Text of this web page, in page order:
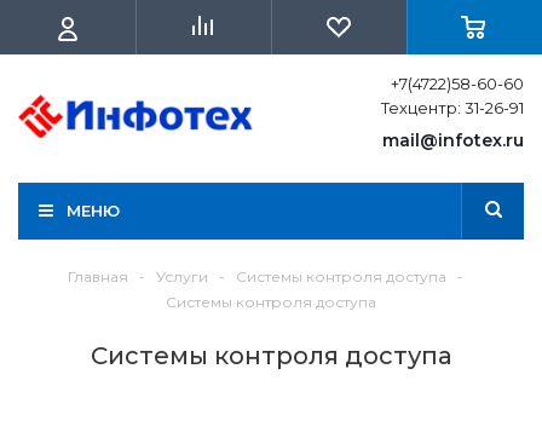
+7(4722)58-60-60
Техцентр: 31-26-91
mail@infotex.ru
МЕНЮ
Главная - Услуги - Системы контроля доступа
-
Системы контроля доступа
Системы контроля доступа